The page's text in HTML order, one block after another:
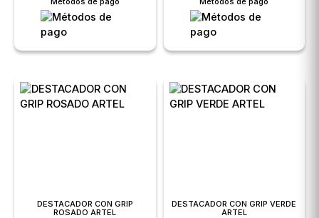
DESTACADOR CON GRIP
ROSADO ARTEL
DESTACADOR CON GRIP VERDE
ARTEL